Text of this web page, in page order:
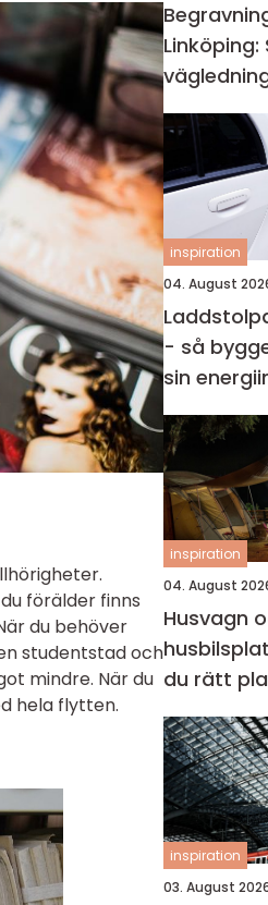
förälder finns
du behöver
studentstad och
mindre. När du
hela flytten.
Linköping:
val i en
inspiration
04. August
- så
sin
inspiration
04. August
Husvagn
husbilsplatser
du rätt
nästa
inspiration
03. August